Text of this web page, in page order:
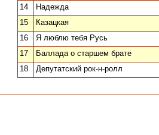
14
Надежда
15
Казацкая
16
Я люблю тебя Русь
17
Баллада о старшем брате
18
Депутатский рок-н-ролл